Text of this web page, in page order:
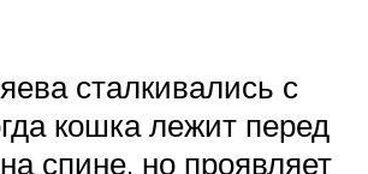
сталкивались с
кошка лежит перед
спине, но проявляет